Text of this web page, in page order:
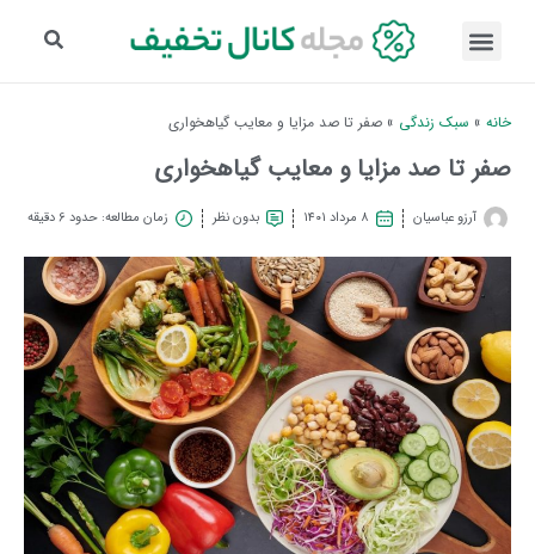
خانه » سبک زندگی » صفر تا صد مزایا و معایب گیاهخواری
صفر تا صد مزایا و معایب گیاهخواری
آرزو عباسیان ۸ مرداد ۱۴۰۱ بدون نظر زمان مطالعه: حدود 6 دقیقه